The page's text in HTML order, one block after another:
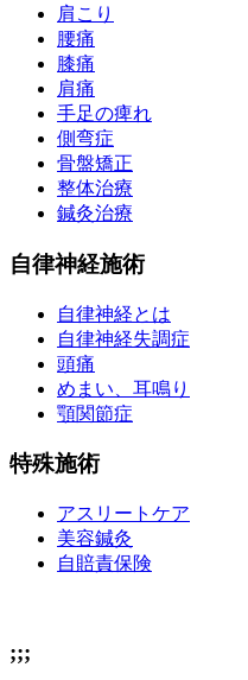
肩こり
腰痛
膝痛
肩痛
手足の痺れ
側弯症
骨盤矯正
整体治療
鍼灸治療
自律神経施術
自律神経とは
自律神経失調症
頭痛
めまい、耳鳴り
顎関節症
特殊施術
アスリートケア
美容鍼灸
自賠責保険
;;;